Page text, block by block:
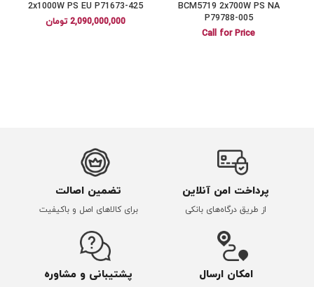
BCM5719 2x700W PS NA
P79788-005
Call for Price
2x1000W PS EU P71673-425
2,090,000,000 تومان
پرداخت امن آنلاین
از طریق درگاه‌های بانکی
تضمین اصالت
برای کالاهای اصل و باکیفیت
امکان ارسال پشتیبانی و مشاوره